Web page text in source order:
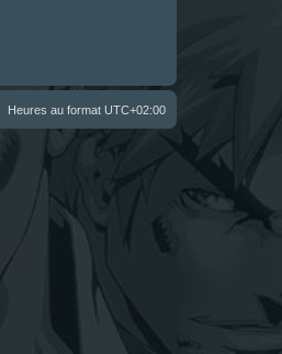
Heures au format UTC+02:00